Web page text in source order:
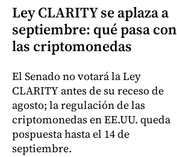
Ley CLARITY se aplaza a
septiembre: qué pasa con
las criptomonedas
El Senado no votará la Ley
CLARITY antes de su receso de
agosto; la regulación de las
criptomonedas en EE.UU. queda
pospuesta hasta el 14 de
septiembre.